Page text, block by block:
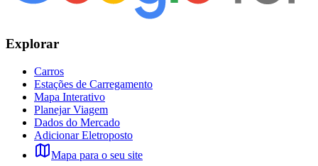
Explorar
Carros
Estações de Carregamento
Mapa Interativo
Planejar Viagem
Dados do Mercado
Adicionar Eletroposto
Mapa para o seu site